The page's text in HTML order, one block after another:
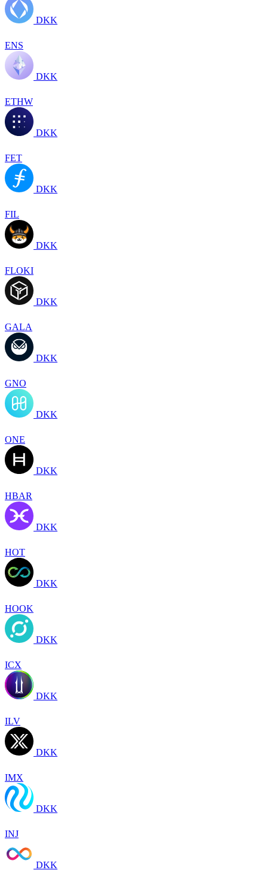
DKK
ENS
DKK
ETHW
DKK
FET
DKK
FIL
DKK
FLOKI
DKK
GALA
DKK
GNO
DKK
ONE
DKK
HBAR
DKK
HOT
DKK
HOOK
DKK
ICX
DKK
ILV
DKK
IMX
DKK
INJ
DKK